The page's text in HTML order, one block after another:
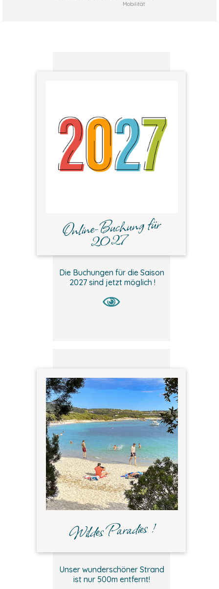
Mobilität
Online-Buchung für
2027
Die Buchungen für die Saison
2027 sind jetzt möglich !
Wildes Paradies !
Unser wunderschöner Strand
ist nur 500m entfernt!